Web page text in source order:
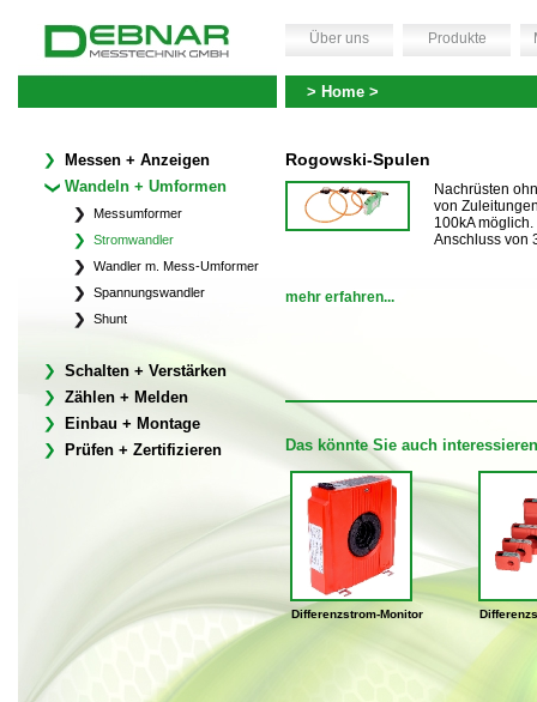
> Home >
Über uns Produkte
Messen + Anzeigen
Wandeln + Umformen
Messumformer
Stromwandler
Wandler m. Mess-Umformer
Spannungswandler
Shunt
Schalten + Verstärken
Zählen + Melden
Einbau + Montage
Prüfen + Zertifizieren
Rogowski-Spulen
Nachrüsten
von
100kA
Anschluss von
mehr erfahren...
Das könnte Sie auch interessieren
Differenzstrom-Monitor